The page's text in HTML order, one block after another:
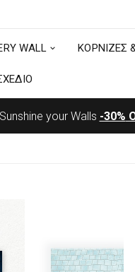
WALL ΚΟΡΝΙΖΕΣ
your Walls -30%